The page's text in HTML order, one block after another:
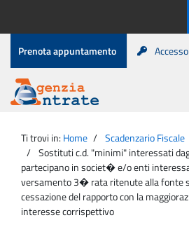
contenuto
Menu
di
servizio
Prenota appuntamento
Agenzia
Entrate
principale
Ti trovi in: Home Scadenzario Fiscale
Sostituti c.d. "minimi" interessati
partecipano in societ� e/o enti
versamento 3� rata ritenute alla fonte
cessazione del rapporto con la
interesse corrispettivo